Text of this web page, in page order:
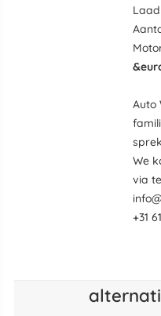
Auto
We
via
+31